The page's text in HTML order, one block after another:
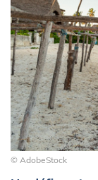
© AdobeStock